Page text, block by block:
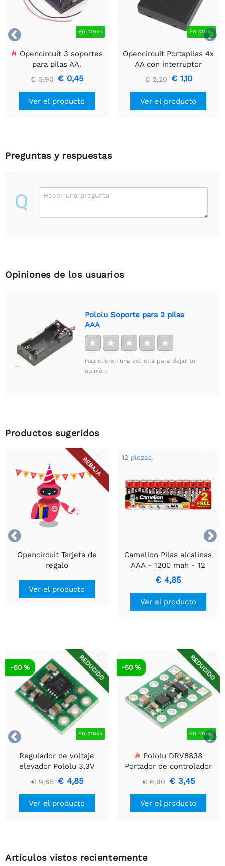

 En stock
Opencircuit 3 soportes
para pilas AA.
€ 0,90 € 0,45
Ver el producto
En stock
Opencircuit Portapilas 4x
AA con interruptor
€ 2,20 € 1,10
Ver el producto
Preguntas y respuestas
Q Hacer una pregunta
Opiniones de los usuarios
Pololu Soporte para 2 pilas
AAA
★ ★ ★ ★ ★
Haz clic en una estrella para dejar tu
opinión.
Productos sugeridos


REBAJA
Opencircuit Tarjeta de
regalo
Ver el producto
12 piezas
Camelion Pilas alcalinas
AAA - 1200 mah - 12
piezas
€ 4,85
Ver el producto


REDUCIDO
En stock
-50 %
Regulador de voltaje
elevador Pololu 3.3V
U1V10F3
€ 9,65 € 4,85
Ver el producto
REDUCIDO
En stock
-50 %
Pololu DRV8838
Portador de controlador
de motor DC cepillado
€ 6,90 € 3,45
Ver el producto
Artículos vistos recientemente